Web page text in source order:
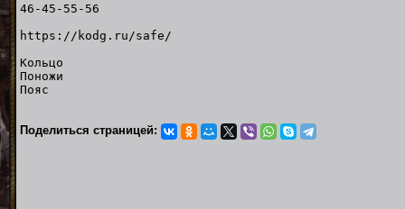
46-45-55-56
https://kodg.ru/safe/
Кольцо
Поножи
Пояс
Поделиться страницей: